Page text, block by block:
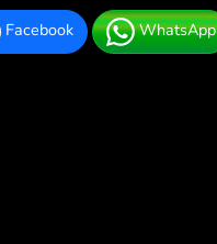
Facebook WhatsApp